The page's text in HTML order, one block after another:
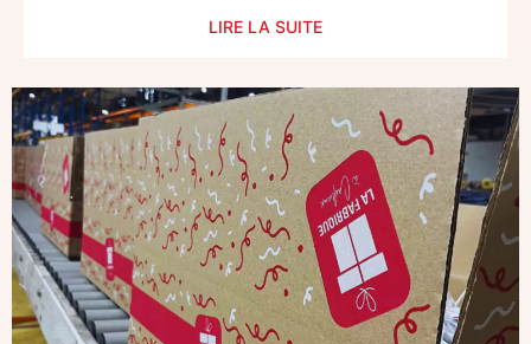
LIRE LA SUITE